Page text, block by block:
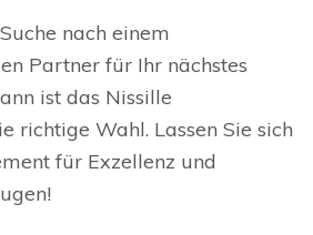
nach einem
Partner für Ihr nächstes
ist das Nissille
richtige Wahl. Lassen Sie sich
für Exzellenz und